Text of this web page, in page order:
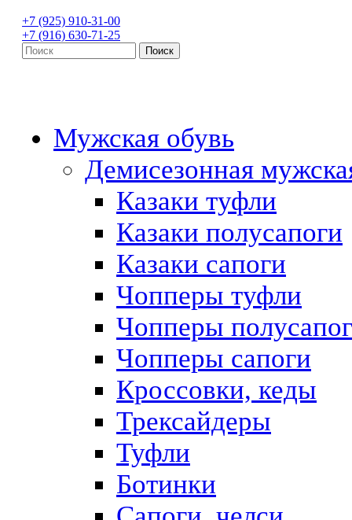
+7 (925) 910-31-00
+7 (916) 630-71-25
Мужская обувь
Демисезонная
Казаки туфли
Казаки полусапоги
Казаки сапоги
Чопперы туфли
Чопперы
Чопперы сапоги
Кроссовки, кеды
Трексайдеры
Туфли
Ботинки